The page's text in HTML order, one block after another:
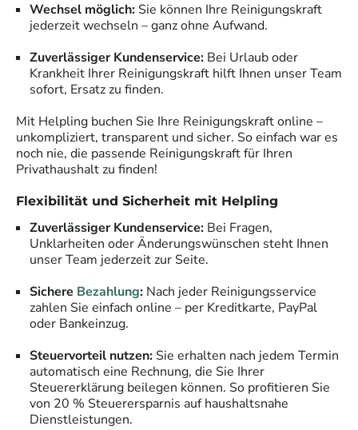
Wechsel möglich: Sie können Ihre Reinigungskraft
jederzeit wechseln – ganz ohne Aufwand.
Zuverlässiger Kundenservice: Bei Urlaub oder
Krankheit Ihrer Reinigungskraft hilft Ihnen unser Team
sofort, Ersatz zu finden.
Mit Helpling buchen Sie Ihre Reinigungskraft online –
unkompliziert, transparent und sicher. So einfach war es
noch nie, die passende Reinigungskraft für Ihren
Privathaushalt zu finden!
Flexibilität und Sicherheit mit Helpling
Zuverlässiger Kundenservice: Bei Fragen,
Unklarheiten oder Änderungswünschen steht Ihnen
unser Team jederzeit zur Seite.
Sichere Bezahlung: Nach jeder Reinigungsservice
zahlen Sie einfach online – per Kreditkarte, PayPal
oder Bankeinzug.
Steuervorteil nutzen: Sie erhalten nach jedem Termin
automatisch eine Rechnung, die Sie Ihrer
Steuererklärung beilegen können. So profitieren Sie
von 20 % Steuerersparnis auf haushaltsnahe
Dienstleistungen.